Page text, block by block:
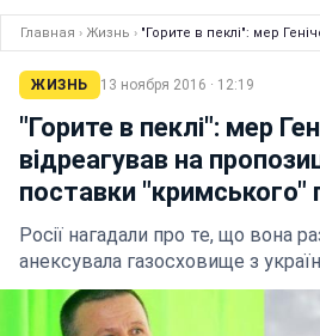
Главная › Жизнь › "Горите в пеклі": мер
ЖИЗНЬ 13 ноября 2016 · 12:19
"Горите в пеклі": мер
відреагував на
поставки "кримського"
Росії нагадали про те, що вона
анексувала газосховище з